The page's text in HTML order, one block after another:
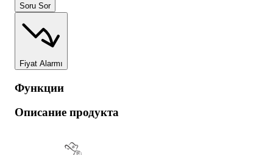
Soru Sor
Fiyat Alarmı
Функции
Описание продукта